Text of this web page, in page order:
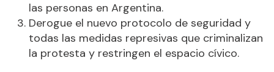
las personas en Argentina.
Derogue el nuevo protocolo de seguridad y
todas las medidas represivas que criminalizan
la protesta y restringen el espacio cívico.